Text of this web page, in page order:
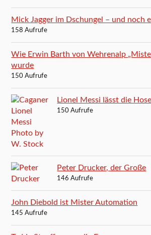
Mick Jagger im Dschungel – und noch
158 Aufrufe
Wie Erwin Barth von Wehrenalp
wurde
150 Aufrufe
Lionel Messi lässt die
150 Aufrufe
Peter Drucker, der Große
146 Aufrufe
John Diebold ist Mister Automation
145 Aufrufe